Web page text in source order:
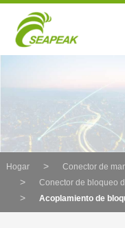
Hogar Conector de
Conector de bloqueo
Acoplamiento de